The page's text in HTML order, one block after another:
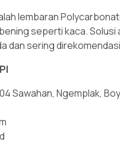
lembaran
seperti kaca.
dan sering
Sawahan, Ngemplak,